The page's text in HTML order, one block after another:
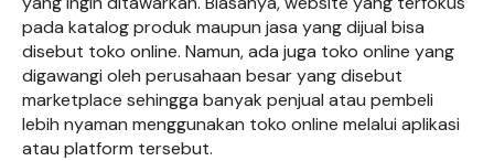
pada katalog produk maupun jasa yang dijual bisa
disebut toko online. Namun, ada juga toko online yang
digawangi oleh perusahaan besar yang disebut
marketplace sehingga banyak penjual atau pembeli
lebih nyaman menggunakan toko online melalui aplikasi
atau platform tersebut.